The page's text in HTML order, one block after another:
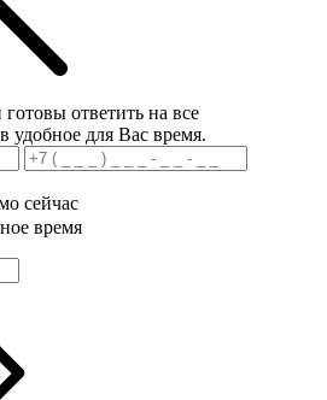
ответить на все
удобное для Вас время.
сейчас
время